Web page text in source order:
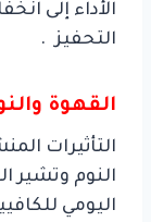
الأداء إلى
التحفيز .
القهوة
التأثيرات
النوم وتشير
اليومي